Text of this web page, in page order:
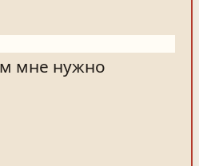
мне нужно